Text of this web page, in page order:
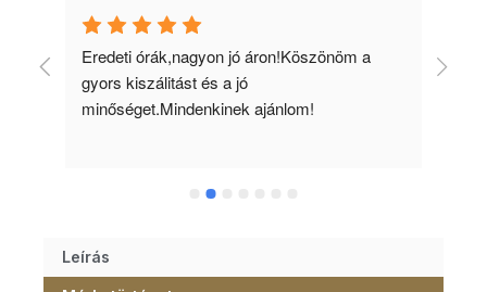
Eredeti órák,nagyon jó áron!Köszönöm a
gyors kiszálitást és a jó
minőséget.Mindenkinek ajánlom!
Leírás